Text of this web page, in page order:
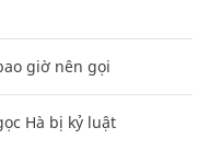
giờ nên gọi
Hà bị kỷ luật